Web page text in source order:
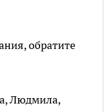
обратите
Людмила,